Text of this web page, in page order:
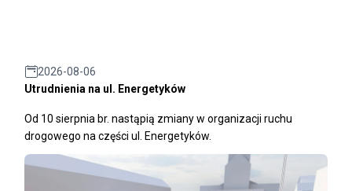
2026-08-06
Utrudnienia na ul. Energetyków
Od 10 sierpnia br. nastąpią zmiany w organizacji ruchu
drogowego na części ul. Energetyków.